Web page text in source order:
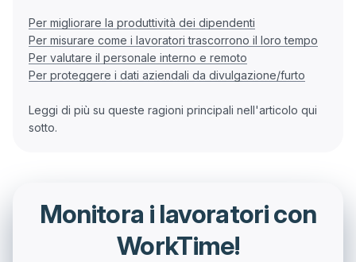
Per migliorare la produttività dei dipendenti
Per misurare come i lavoratori trascorrono il loro tempo
Per valutare il personale interno e remoto
Per proteggere i dati aziendali da divulgazione/furto
Leggi di più su queste ragioni principali nell'articolo qui
Monitora i lavoratori con
WorkTime!